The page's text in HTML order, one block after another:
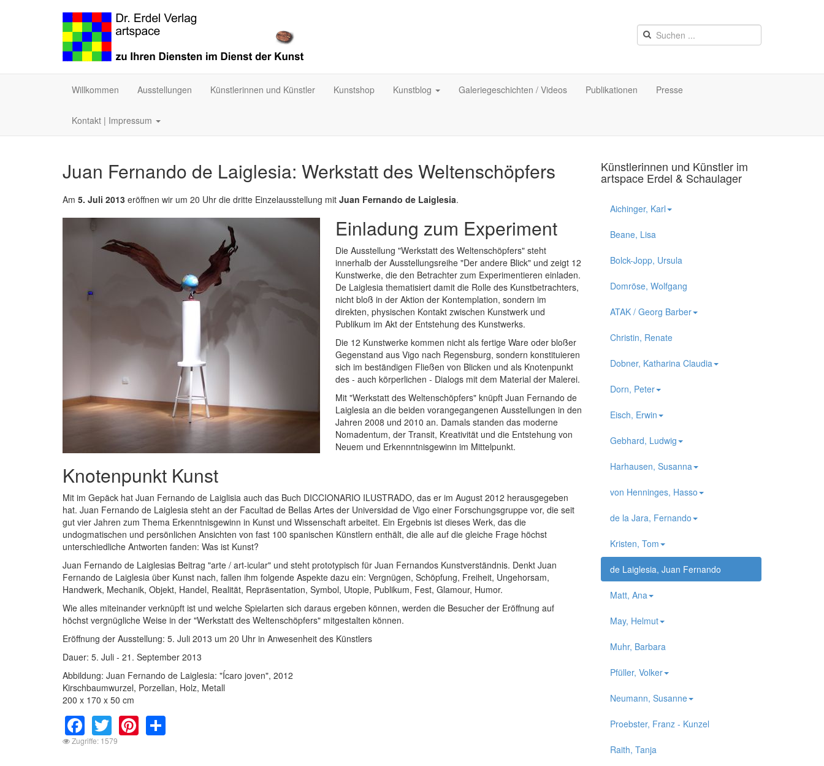
Willkommen Ausstellungen Künstlerinnen und Künstler Kunstshop Kunstblog Galeriegeschichten / Videos Publikationen Presse
Kontakt | Impressum
Juan Fernando de Laiglesia: Werkstatt des Weltenschöpfers
Am 5. Juli 2013 eröffnen wir um 20 Uhr die dritte Einzelausstellung mit Juan Fernando de Laiglesia.
Einladung zum Experiment
Die Ausstellung "Werkstatt des Weltenschöpfers" steht
innerhalb der Ausstellungsreihe "Der andere Blick" und zeigt 12
Kunstwerke, die den Betrachter zum Experimentieren einladen.
De Laiglesia thematisiert damit die Rolle des Kunstbetrachters,
nicht bloß in der Aktion der Kontemplation, sondern im
direkten, physischen Kontakt zwischen Kunstwerk und
Publikum im Akt der Entstehung des Kunstwerks.
Die 12 Kunstwerke kommen nicht als fertige Ware oder bloßer
Gegenstand aus Vigo nach Regensburg, sondern konstituieren
sich im beständigen Fließen von Blicken und als Knotenpunkt
des - auch körperlichen - Dialogs mit dem Material der Malerei.
Mit "Werkstatt des Weltenschöpfers" knüpft Juan Fernando de
Laiglesia an die beiden vorangegangenen Ausstellungen in den
Jahren 2008 und 2010 an. Damals standen das moderne
Nomadentum, der Transit, Kreativität und die Entstehung von
Neuem und Erkennntnisgewinn im Mittelpunkt.
Knotenpunkt Kunst
Mit im Gepäck hat Juan Fernando de Laiglisia auch das Buch DICCIONARIO ILUSTRADO, das er im August 2012 herausgegeben
hat. Juan Fernando de Laiglesia steht an der Facultad de Bellas Artes der Universidad de Vigo einer Forschungsgruppe vor, die seit
gut vier Jahren zum Thema Erkenntnisgewinn in Kunst und Wissenschaft arbeitet. Ein Ergebnis ist dieses Werk, das die
undogmatischen und persönlichen Ansichten von fast 100 spanischen Künstlern enthält, die alle auf die gleiche Frage höchst
unterschiedliche Antworten fanden: Was ist Kunst?
Juan Fernando de Laiglesias Beitrag "arte / art-icular" und steht prototypisch für Juan Fernandos Kunstverständnis. Denkt Juan
Fernando de Laiglesia über Kunst nach, fallen ihm folgende Aspekte dazu ein: Vergnügen, Schöpfung, Freiheit, Ungehorsam,
Handwerk, Mechanik, Objekt, Handel, Realität, Repräsentation, Symbol, Utopie, Publikum, Fest, Glamour, Humor.
Wie alles miteinander verknüpft ist und welche Spielarten sich daraus ergeben können, werden die Besucher der Eröffnung auf
höchst vergnügliche Weise in der "Werkstatt des Weltenschöpfers" mitgestalten können.
Eröffnung der Ausstellung: 5. Juli 2013 um 20 Uhr in Anwesenheit des Künstlers
Dauer: 5. Juli - 21. September 2013
Abbildung: Juan Fernando de Laiglesia: "Ícaro joven", 2012
Kirschbaumwurzel, Porzellan, Holz, Metall
200 x 170 x 50 cm
Facebook
TwitterPinterest
Zugriffe: 1579
Künstlerinnen und Künstler im
artspace Erdel & Schaulager
Aichinger, Karl
Beane, Lisa
Bolck-Jopp, Ursula
Domröse, Wolfgang
ATAK / Georg Barber
Christin, Renate
Dobner, Katharina Claudia
Dorn, Peter
Eisch, Erwin
Gebhard, Ludwig
Harhausen, Susanna
von Henninges, Hasso
de la Jara, Fernando
Kristen, Tom
de Laiglesia, Juan Fernando
Matt, Ana
May, Helmut
Muhr, Barbara
Pfüller, Volker
Neumann, Susanne
Proebster, Franz - Kunzel
Raith, Tanja